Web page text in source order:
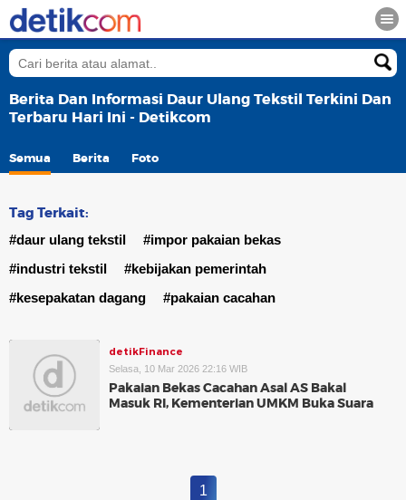
Berita Dan Informasi Daur Ulang Tekstil Terkini Dan
Terbaru Hari Ini - Detikcom
Semua Berita Foto
Tag Terkait:
#daur ulang tekstil
#impor pakaian bekas
#industri tekstil
#kebijakan pemerintah
#kesepakatan dagang
#pakaian cacahan
detikFinance
Selasa, 10 Mar 2026 22:16 WIB
Pakaian Bekas Cacahan Asal AS Bakal
Masuk RI, Kementerian UMKM Buka Suara
1